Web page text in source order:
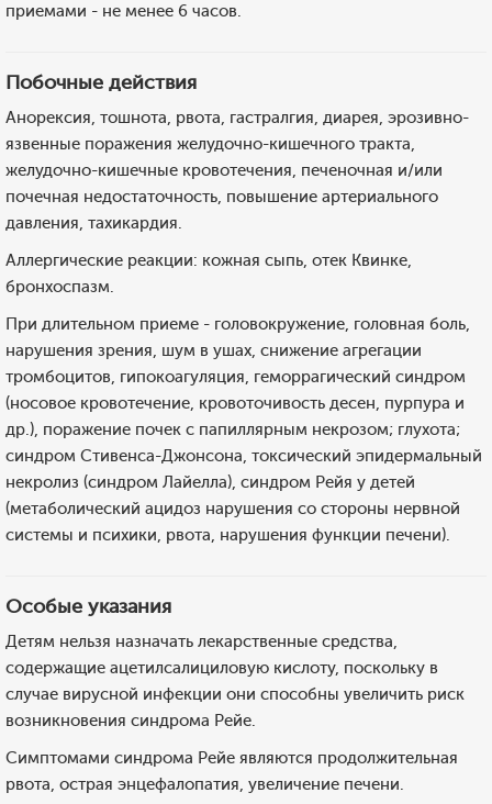
приемами - не менее 6 часов.
Побочные действия
Анорексия, тошнота, рвота, гастралгия, диарея, эрозивно-
язвенные поражения желудочно-кишечного тракта,
желудочно-кишечные кровотечения, печеночная и/или
почечная недостаточность, повышение артериального
давления, тахикардия.
Аллергические реакции: кожная сыпь, отек Квинке,
бронхоспазм.
При длительном приеме - головокружение, головная боль,
нарушения зрения, шум в ушах, снижение агрегации
тромбоцитов, гипокоагуляция, геморрагический синдром
(носовое кровотечение, кровоточивость десен, пурпура и
др.), поражение почек с папиллярным некрозом; глухота;
синдром Стивенса-Джонсона, токсический эпидермальный
некролиз (синдром Лайелла), синдром Рейя у детей
(метаболический ацидоз нарушения со стороны нервной
системы и психики, рвота, нарушения функции печени).
Особые указания
Детям нельзя назначать лекарственные средства,
содержащие ацетилсалициловую кислоту, поскольку в
случае вирусной инфекции они способны увеличить риск
возникновения синдрома Рейе.
Симптомами синдрома Рейе являются продолжительная
рвота, острая энцефалопатия, увеличение печени.